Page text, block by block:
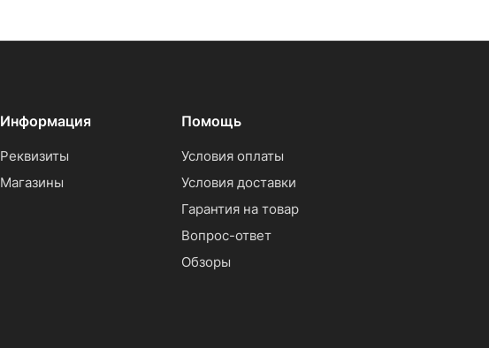
Информация
Реквизиты
Магазины
Помощь
Условия оплаты
Условия доставки
Гарантия на товар
Вопрос-ответ
Обзоры